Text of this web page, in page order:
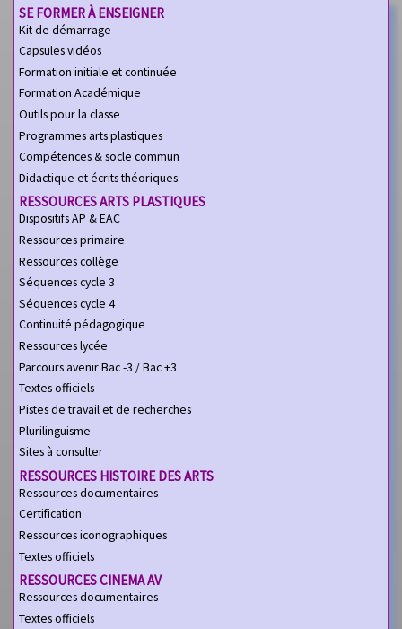
SE FORMER À ENSEIGNER
Kit de démarrage
Capsules vidéos
Formation initiale et continuée
Formation Académique
Outils pour la classe
Programmes arts plastiques
Compétences & socle commun
Didactique et écrits théoriques
RESSOURCES ARTS PLASTIQUES
Dispositifs AP & EAC
Ressources primaire
Ressources collège
Séquences cycle 3
Séquences cycle 4
Continuité pédagogique
Ressources lycée
Parcours avenir Bac -3 / Bac +3
Textes officiels
Pistes de travail et de recherches
Plurilinguisme
Sites à consulter
RESSOURCES HISTOIRE DES ARTS
Ressources documentaires
Certification
Ressources iconographiques
Textes officiels
RESSOURCES CINEMA AV
Ressources documentaires
Textes officiels